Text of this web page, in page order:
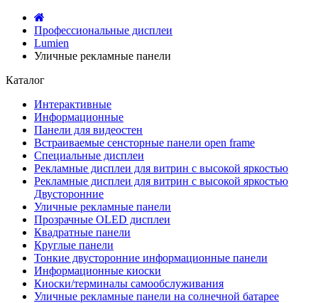
Профессиональные дисплеи
Lumien
Уличные рекламные панели
Каталог
Интерактивные
Информационные
Панели для видеостен
Встраиваемые сенсторные панели open frame
Специальные дисплеи
Рекламные дисплеи для витрин с высокой яркостью
Рекламные дисплеи для витрин с высокой яркостью
Двусторонние
Уличные рекламные панели
Прозрачные OLED дисплеи
Квадратные панели
Круглые панели
Тонкие двусторонние информационные панели
Информационные киоски
Киоски/терминалы самообслуживания
Уличные рекламные панели на солнечной батарее